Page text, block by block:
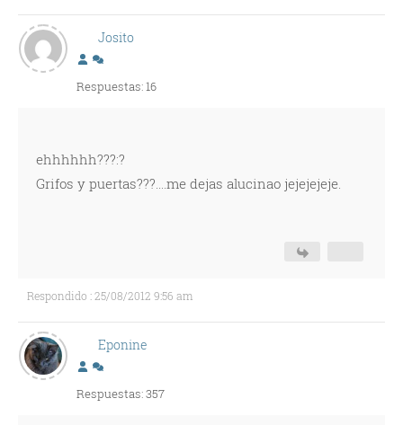
Josito
Respuestas: 16
ehhhhhh???:?
Grifos y puertas???....me dejas alucinao jejejejeje.
Respondido : 25/08/2012 9:56 am
Eponine
Respuestas: 357